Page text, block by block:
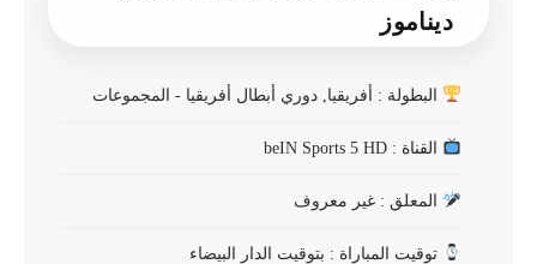
ديناموز
البطولة : أفريقيا, دوري أبطال أفريقيا - المجموعات
القناة : beIN Sports 5 HD
المعلق : غير معروف
توقيت المباراة : بتوقيت الدار البيضاء